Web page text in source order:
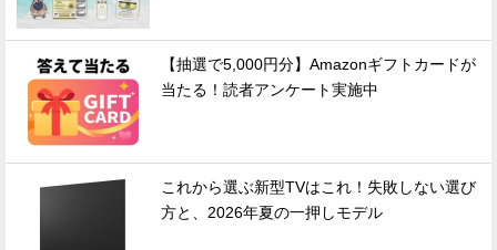
【抽選で5,000円分】Amazonギフトカードが
当たる！読者アンケート実施中
これから選ぶ新型TVはこれ！失敗しない選び
方と、2026年夏の一押しモデル